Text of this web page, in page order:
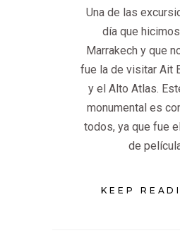
Una de las
día que
Marrakech y que
fue la de visitar Ait
y el Alto Atlas.
monumental es
todos, ya que fue
de
KEEP